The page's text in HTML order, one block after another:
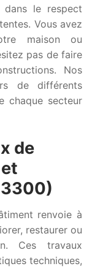
dans le respect
Vous avez
maison ou
pas de faire
Nos
de différents
chaque secteur
de
renvoie à
restaurer ou
Ces travaux
techniques,